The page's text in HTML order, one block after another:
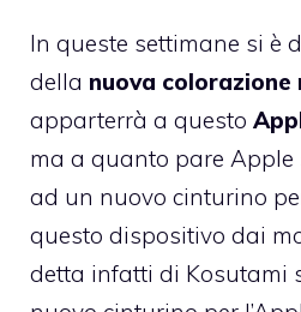
In queste settimane si è
della nuova colorazione
apparterrà a questo
ma a quanto pare Apple
ad un nuovo cinturino
questo dispositivo dai
detta infatti di Kosutami